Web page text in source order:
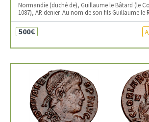
Normandie (duché de), Guillaume le Bâtard (le
1087), AR denier. Au nom de son fils Guillaume le
500€